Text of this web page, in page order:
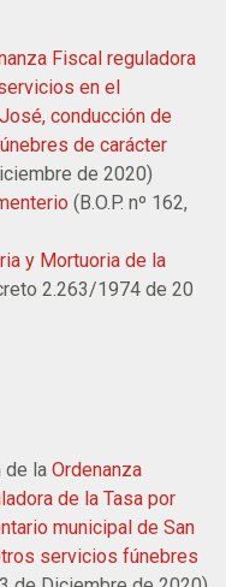
Fiscal reguladora
en el
conducción de
de carácter
de 2020)
(B.O.P. nº 162,
y Mortuoria de la
2.263/1974 de 20
de la Ordenanza
de la Tasa por
municipal de San
servicios fúnebres